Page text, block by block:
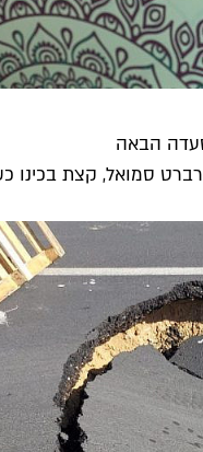
הבאה
סמואל, קצת